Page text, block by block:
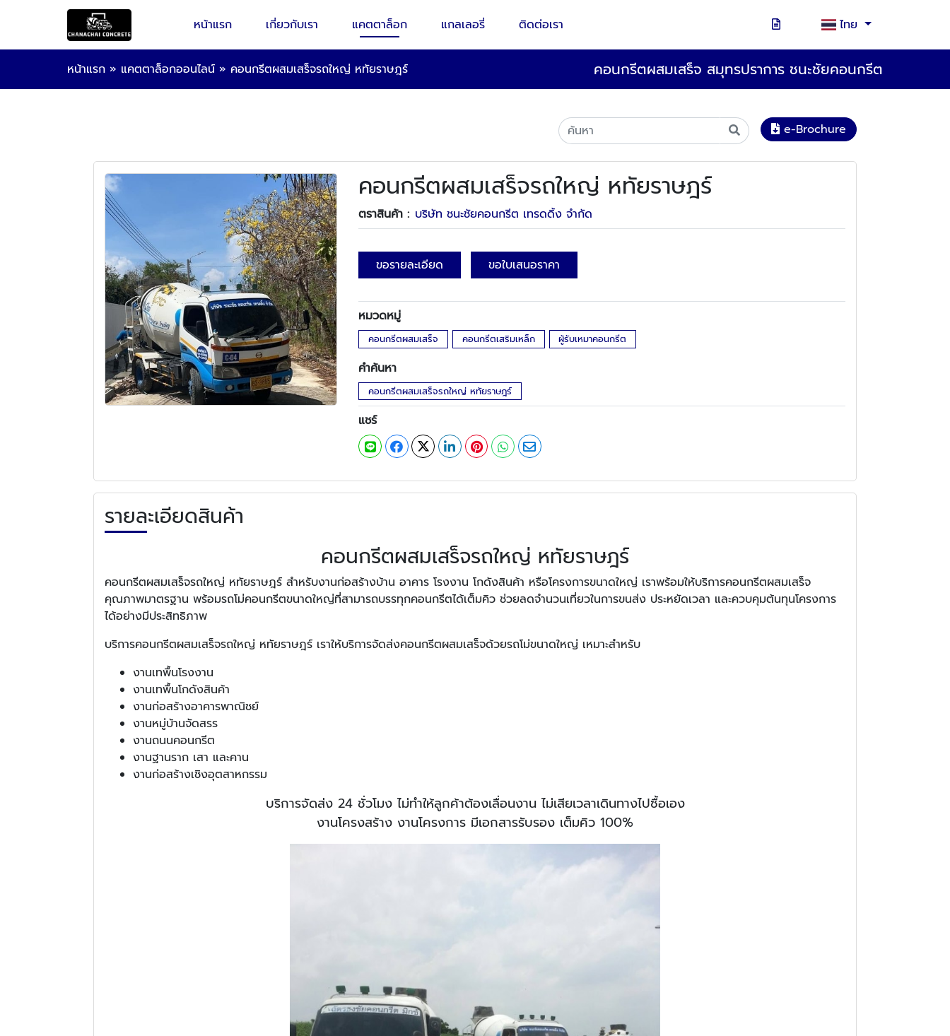
หน้าแรก เกี่ยวกับเรา แคตตาล็อก แกลเลอรี่ ติดต่อเรา ไทย
หน้าแรก » แคตตาล็อกออนไลน์ » คอนกรีตผสมเสร็จรถใหญ่ หทัยราษฎร์ คอนกรีตผสมเสร็จ สมุทรปราการ ชนะชัยคอนกรีต
e-Brochure
คอนกรีตผสมเสร็จรถใหญ่ หทัยราษฎร์
ตราสินค้า : บริษัท ชนะชัยคอนกรีต เทรดดิ้ง จำกัด
ขอรายละเอียด ขอใบเสนอราคา
หมวดหมู่
คอนกรีตผสมเสร็จ คอนกรีตเสริมเหล็ก ผู้รับเหมาคอนกรีต
คำค้นหา
คอนกรีตผสมเสร็จรถใหญ่ หทัยราษฎร์
แชร์
รายละเอียดสินค้า
คอนกรีตผสมเสร็จรถใหญ่ หทัยราษฎร์
คอนกรีตผสมเสร็จรถใหญ่ หทัยราษฎร์ สำหรับงานก่อสร้างบ้าน อาคาร โรงงาน โกดังสินค้า หรือโครงการขนาดใหญ่ เราพร้อมให้บริการคอนกรีตผสมเสร็จ
คุณภาพมาตรฐาน พร้อมรถโม่คอนกรีตขนาดใหญ่ที่สามารถบรรทุกคอนกรีตได้เต็มคิว ช่วยลดจำนวนเที่ยวในการขนส่ง ประหยัดเวลา และควบคุมต้นทุนโครงการ
ได้อย่างมีประสิทธิภาพ
บริการคอนกรีตผสมเสร็จรถใหญ่ หทัยราษฎร์ เราให้บริการจัดส่งคอนกรีตผสมเสร็จด้วยรถโม่ขนาดใหญ่ เหมาะสำหรับ
งานเทพื้นโรงงาน
งานเทพื้นโกดังสินค้า
งานก่อสร้างอาคารพาณิชย์
งานหมู่บ้านจัดสรร
งานถนนคอนกรีต
งานฐานราก เสา และคาน
งานก่อสร้างเชิงอุตสาหกรรม
บริการจัดส่ง 24 ชั่วโมง ไม่ทำให้ลูกค้าต้องเลื่อนงาน ไม่เสียเวลาเดินทางไปซื้อเอง
งานโครงสร้าง งานโครงการ มีเอกสารรับรอง เต็มคิว 100%